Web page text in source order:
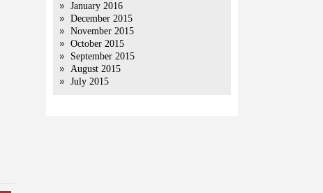
January 2016
December 2015
November 2015
October 2015
September 2015
August 2015
July 2015